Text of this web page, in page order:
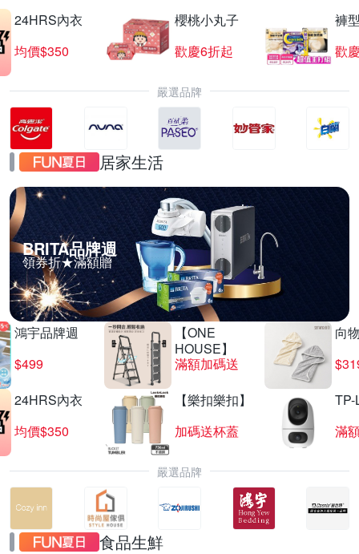
24HRS內衣
均價$350
櫻桃小丸子
歡慶6折起
褲
歡
嚴選品牌
居家生活
BRITA品牌週
領券折★滿額贈
鴻宇品牌週
$499
【ONE
HOUSE】
滿額加碼送
向
24HRS內衣
均價$350
【樂扣樂扣】
加碼送杯蓋
TP-
滿
嚴選品牌
食品生鮮